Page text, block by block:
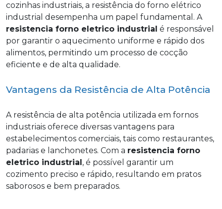
cozinhas industriais, a resistência do forno elétrico
industrial desempenha um papel fundamental. A
resistencia forno eletrico industrial é responsável
por garantir o aquecimento uniforme e rápido dos
alimentos, permitindo um processo de cocção
eficiente e de alta qualidade.
Vantagens da Resistência de Alta Potência
A resistência de alta potência utilizada em fornos
industriais oferece diversas vantagens para
estabelecimentos comerciais, tais como restaurantes,
padarias e lanchonetes. Com a resistencia forno
eletrico industrial , é possível garantir um
cozimento preciso e rápido, resultando em pratos
saborosos e bem preparados.